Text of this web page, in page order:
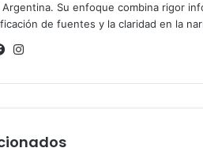
Argentina. Su enfoque combina rigor
de fuentes y la claridad en la
Facebook